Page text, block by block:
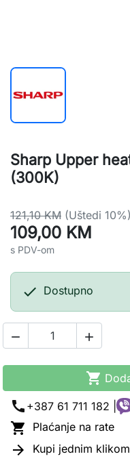
Sharp Upper
(300K)
121,10 KM (Uštedi 10%)
109,00 KM
s PDV-om
 Dostupno
 

call +387 61 711 182 |
 Plaćanje na rate
 Kupi jednim klikom